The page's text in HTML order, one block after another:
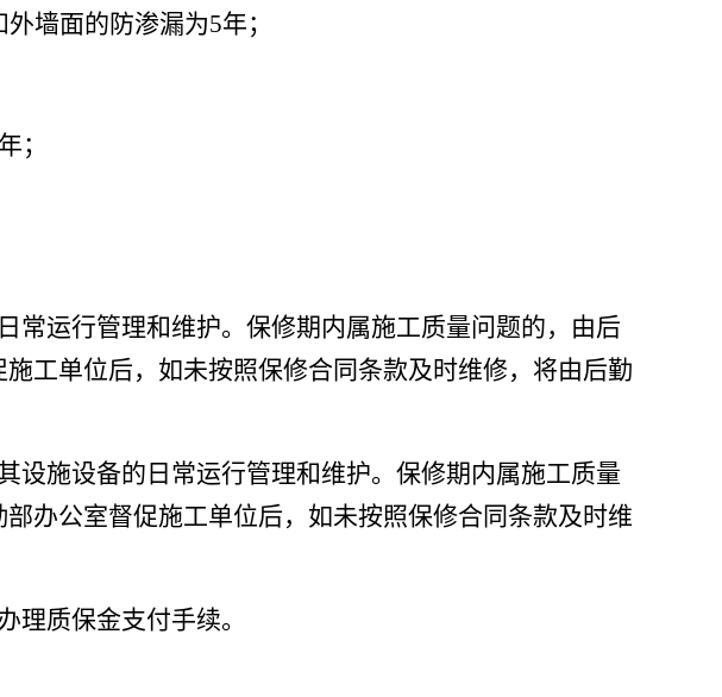
墙面的防渗漏为5年；
；
常运行管理和维护。保修期内属施工质量问题的，由后
工单位后，如未按照保修合同条款及时维修，将由后勤
设施设备的日常运行管理和维护。保修期内属施工质量
办公室督促施工单位后，如未按照保修合同条款及时维
理质保金支付手续。